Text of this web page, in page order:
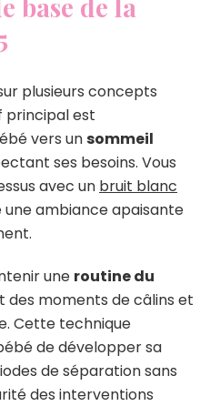
base de la
plusieurs concepts
principal est
vers unsommeil
ses besoins. Vous
avec un bruit blanc
une ambiance apaisante
une routine du
des moments de câlins et
Cette technique
de développer sa
de séparation sans
des interventions